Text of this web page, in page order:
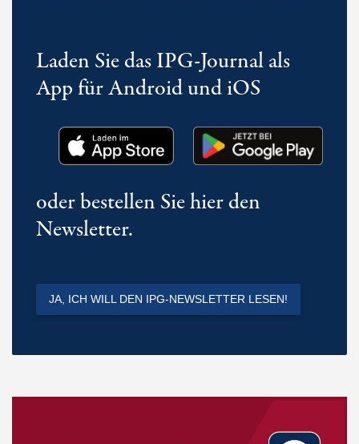
Laden Sie das IPG-Journal als
App für Android und iOS
oder bestellen Sie hier den
Newsletter.
JA, ICH WILL DEN IPG-NEWSLETTER LESEN!